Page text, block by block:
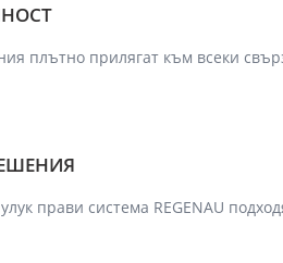
плътно прилягат към всеки
прави система REGENAU